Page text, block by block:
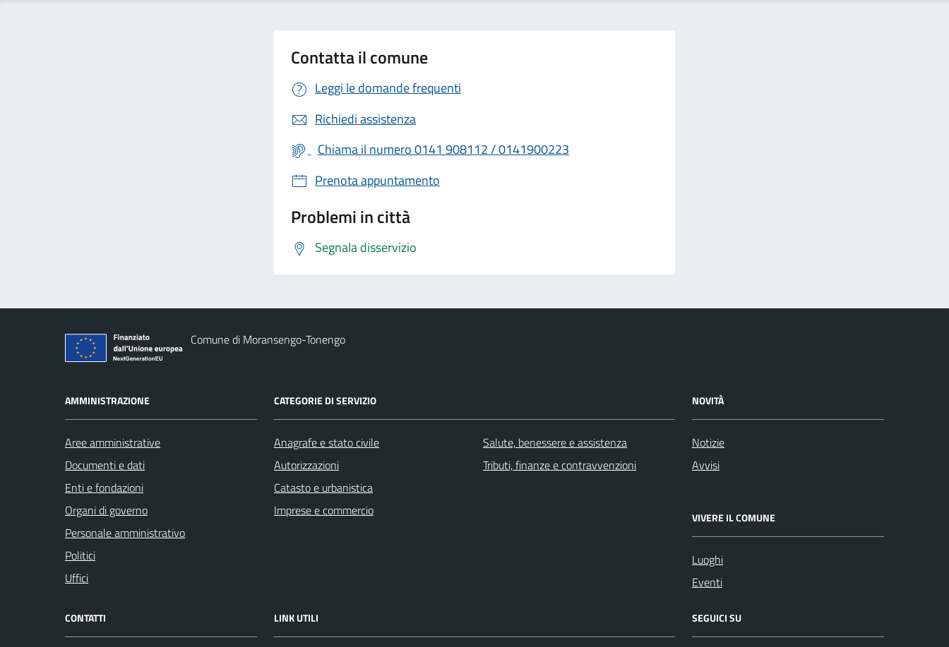
Contatta il comune
Leggi le domande frequenti
Richiedi assistenza
Chiama il numero 0141 908112 / 0141900223
Prenota appuntamento
Problemi in città
Segnala disservizio
Comune di Moransengo-Tonengo
AMMINISTRAZIONE
Aree amministrative
Documenti e dati
Enti e fondazioni
Organi di governo
Personale amministrativo
Politici
Uffici
CATEGORIE DI SERVIZIO
Anagrafe e stato civile
Autorizzazioni
Catasto e urbanistica
Imprese e commercio
Salute, benessere e assistenza
Tributi, finanze e contravvenzioni
NOVITÀ
Notizie
Avvisi
VIVERE IL COMUNE
Luoghi
Eventi
CONTATTI LINK UTILI SEGUICI SU